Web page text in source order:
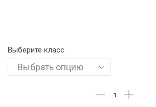
Выберите класс